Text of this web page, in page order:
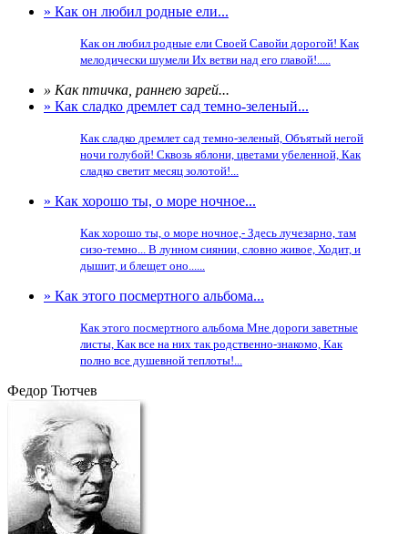
» Как он любил родные ели...
Как он любил родные ели Своей Савойи дорогой! Как
мелодически шумели Их ветви над его главой!.....
» Как птичка, раннею зарей...
» Как сладко дремлет сад темно-зеленый...
Как сладко дремлет сад темно-зеленый, Объятый негой
ночи голубой! Сквозь яблони, цветами убеленной, Как
сладко светит месяц золотой!...
» Как хорошо ты, о море ночное...
Как хорошо ты, о море ночное,- Здесь лучезарно, там
сизо-темно... В лунном сиянии, словно живое, Ходит, и
дышит, и блещет оно......
» Как этого посмертного альбома...
Как этого посмертного альбома Мне дороги заветные
листы, Как все на них так родственно-знакомо, Как
полно все душевной теплоты!...
Федор Тютчев